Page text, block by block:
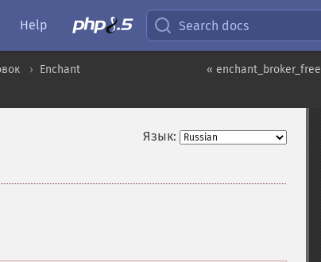
Help Search docs
« enchant_broker_free
Enchant
Язык: